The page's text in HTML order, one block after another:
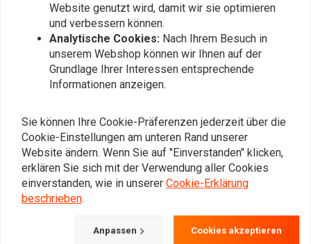
Fügen Sie Ihre Bewertung hinzu
Ähnliche Produkte
Website genutzt wird, damit wir sie optimieren
und verbessern können.
Analytische Cookies: Nach Ihrem Besuch in
unserem Webshop können wir Ihnen auf der
Grundlage Ihrer Interessen entsprechende
Informationen anzeigen.
Sie können Ihre Cookie-Präferenzen jederzeit über die
Cookie-Einstellungen am unteren Rand unserer
Website ändern. Wenn Sie auf "Einverstanden" klicken,
erklären Sie sich mit der Verwendung aller Cookies
einverstanden, wie in unserer Cookie-Erklärung
beschrieben.
Anpassen Cookies akzeptieren